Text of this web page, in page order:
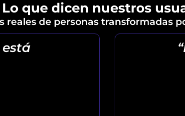
Lo que dicen nuestros
reales de personas transformadas